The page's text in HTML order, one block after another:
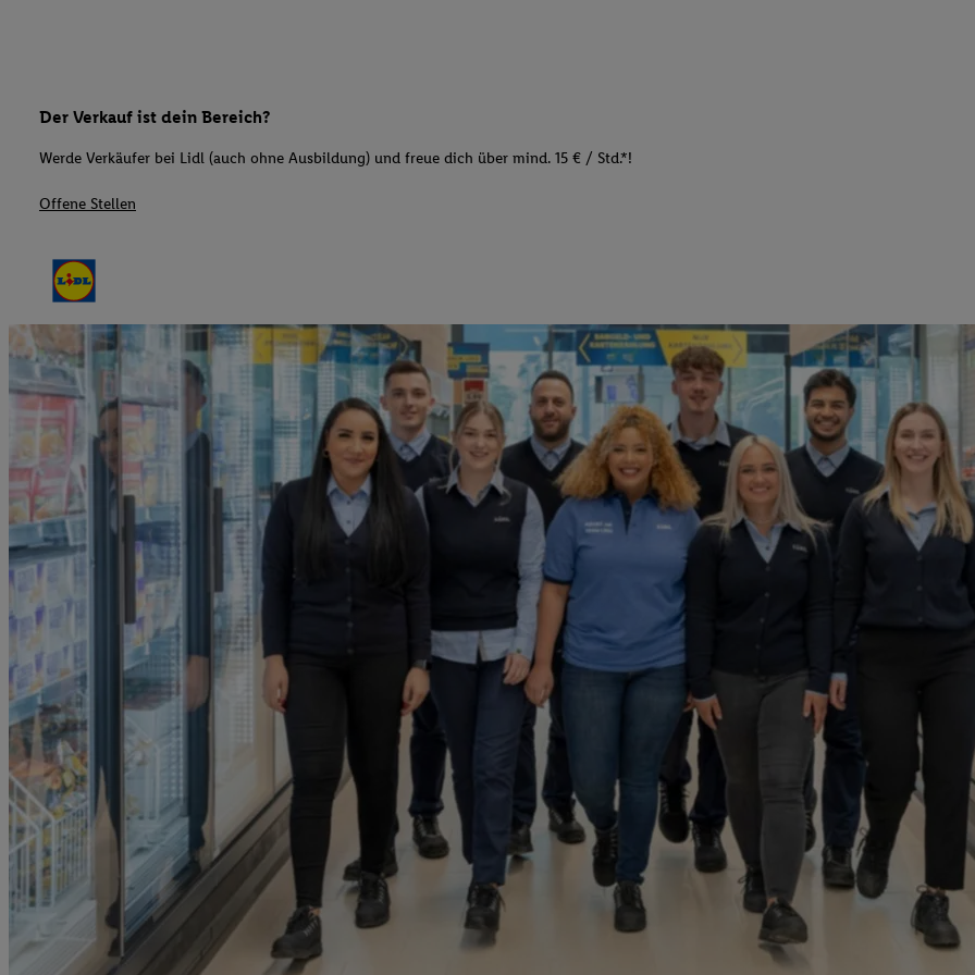
Der Verkauf ist dein Bereich?
Werde Verkäufer bei Lidl (auch ohne Ausbildung) und freue dich über mind. 15 € / Std.*!
Offene Stellen